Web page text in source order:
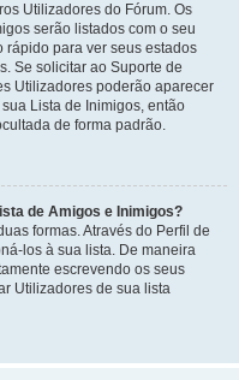
Utilizadores do Fórum. Os
serão listados com o seu
rápido para ver seus estados
Se solicitar ao Suporte de
Utilizadores poderão aparecer
Lista de Inimigos, então
de forma padrão.
de Amigos e Inimigos?
formas. Através do Perfil de
los à sua lista. De maneira
escrevendo os seus
Utilizadores de sua lista